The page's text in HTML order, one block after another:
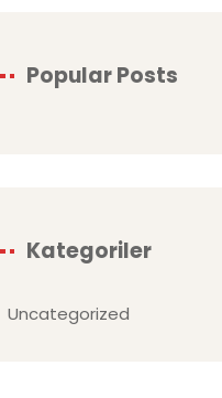
Popular Posts
Kategoriler
Uncategorized